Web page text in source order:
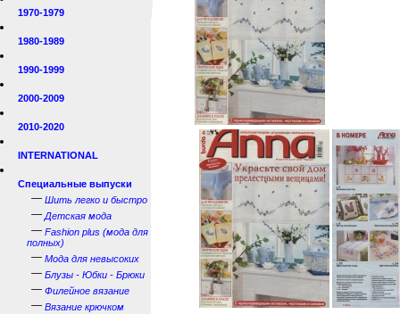
1970-1979
1980-1989
1990-1999
2000-2009
2010-2020
INTERNATIONAL
Специальные выпуски
— Шить легко и быстро
— Детская мода
— Fashion plus (мода для
полных)
— Мода для невысоких
— Блузы - Юбки - Брюки
— Филейное вязание
— Вязание крючком